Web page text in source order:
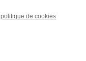
politique de cookies